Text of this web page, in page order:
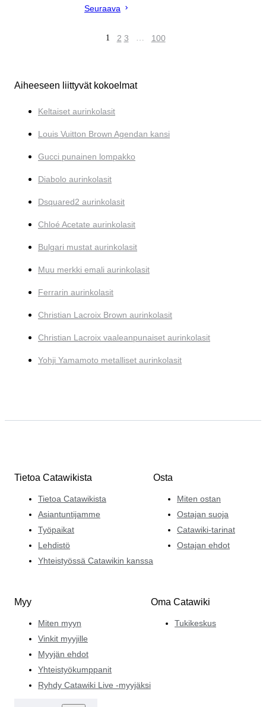
Seuraava
1 2 3 … 100
Aiheeseen liittyvät kokoelmat
Keltaiset aurinkolasit
Louis Vuitton Brown Agendan kansi
Gucci punainen lompakko
Diabolo aurinkolasit
Dsquared2 aurinkolasit
Chloé Acetate aurinkolasit
Bulgari mustat aurinkolasit
Muu merkki emali aurinkolasit
Ferrarin aurinkolasit
Christian Lacroix Brown aurinkolasit
Christian Lacroix vaaleanpunaiset aurinkolasit
Yohji Yamamoto metalliset aurinkolasit
Tietoa Catawikista
Tietoa Catawikista
Asiantuntijamme
Työpaikat
Lehdistö
Yhteistyössä Catawikin kanssa
Osta
Miten ostan
Ostajan suoja
Catawiki-tarinat
Ostajan ehdot
Myy
Miten myyn
Vinkit myyjille
Myyjän ehdot
Yhteistyökumppanit
Ryhdy Catawiki Live -myyjäksi
Oma Catawiki
Tukikeskus